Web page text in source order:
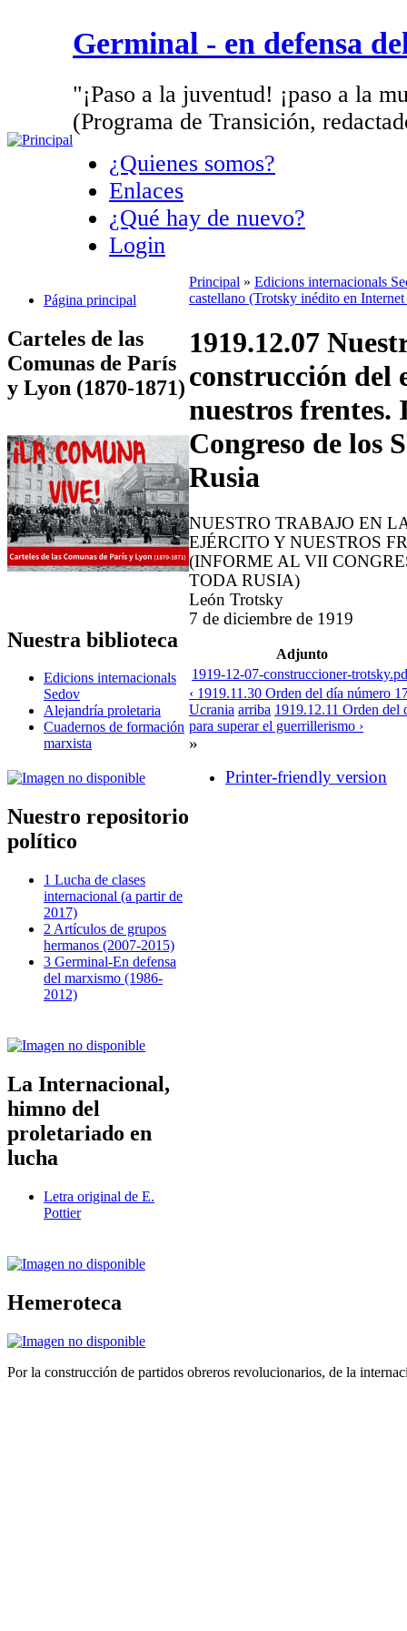
Germinal - en defensa
"¡Paso a la juventud! ¡paso a la
(Programa de Transición,
¿Quienes somos?
Enlaces
¿Qué hay de nuevo?
Login
Página principal
Carteles de las
Comunas de París
y Lyon (1870-1871)
Nuestra biblioteca
Edicions internacionals
Sedov
Alejandría proletaria
Cuadernos de formación
marxista
Nuestro repositorio
político
1 Lucha de clases
internacional (a partir de
2017)
2 Artículos de grupos
hermanos (2007-2015)
3 Germinal-En defensa
del marxismo (1986-
2012)
La Internacional,
himno del
proletariado en
lucha
Letra original de E.
Pottier
Hemeroteca
Principal » Edicions internacionals
castellano (Trotsky inédito en
1919.12.07
construcción del
nuestros
Congreso de los
Rusia
NUESTRO TRABAJO EN
EJÉRCITO Y NUESTROS
(INFORME AL VII
TODA RUSIA)
León Trotsky
7 de diciembre de 1919
Adjunto
1919-12-07-construccioner-
‹ 1919.11.30 Orden del día número
Ucrania arriba 1919.12.11 Orden del
para superar el guerrillerismo ›
»
Printer-friendly version
Por la construcción de partidos obreros revolucionarios, de la